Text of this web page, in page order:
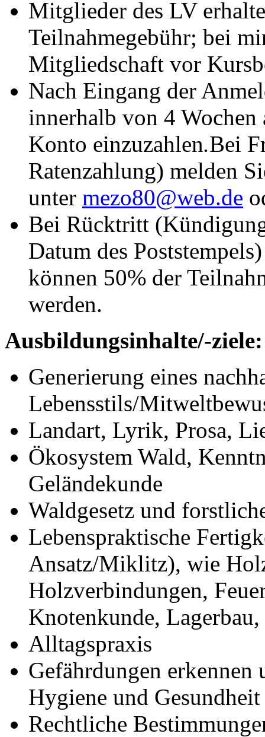
Mitglieder des LV
Teilnahmegebühr; bei
Mitgliedschaft vor
Nach Eingang der
innerhalb von 4 Wochen
Konto einzuzahlen.Bei
Ratenzahlung) melden
unter mezo80@web.de
Bei Rücktritt
Datum des
können 50% der
werden.
Ausbildungsinhalte/-ziele:
Generierung eines
Lebensstils/
Landart, Lyrik, Prosa,
Ökosystem Wald,
Geländekunde
Waldgesetz und
Lebenspraktische
Ansatz/Miklitz), wie
Holzverbindungen,
Knotenkunde,
Alltagspraxis
Gefährdungen
Hygiene und Gesundheit
Rechtliche